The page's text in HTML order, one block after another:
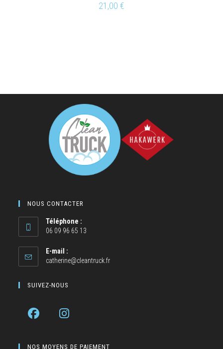
21,00 €
NOUS CONTACTER
Téléphone :
06 09 96 65 13
E-mail :
catherine@cleantruck.fr
SUIVEZ-NOUS
NOS MOYENS DE PAIEMENT